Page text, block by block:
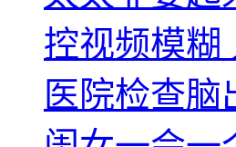
控视频模糊
医院检查